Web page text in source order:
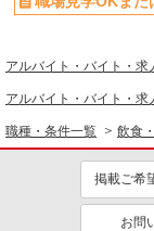
研修制度あり
同じ職種から求人
栄養士・管理栄養士
同じ特徴から求人
アルバイト・バイト・求
アルバイト・バイト・求
職種・条件一覧 飲食
掲載ご希
お問